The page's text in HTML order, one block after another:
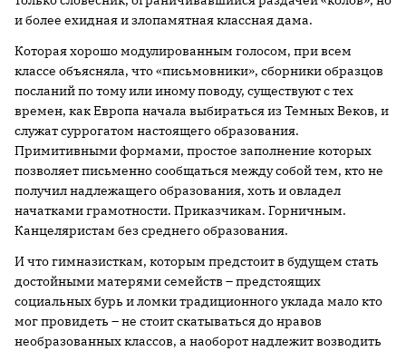
и более ехидная и злопамятная классная дама.
Которая хорошо модулированным голосом, при всем
классе объясняла, что «письмовники», сборники образцов
посланий по тому или иному поводу, существуют с тех
времен, как Европа начала выбираться из Темных Веков, и
служат суррогатом настоящего образования.
Примитивными формами, простое заполнение которых
позволяет письменно сообщаться между собой тем, кто не
получил надлежащего образования, хоть и овладел
начатками грамотности. Приказчикам. Горничным.
Канцеляристам без среднего образования.
И что гимназисткам, которым предстоит в будущем стать
достойными матерями семейств – предстоящих
социальных бурь и ломки традиционного уклада мало кто
мог провидеть – не стоит скатываться до нравов
необразованных классов, а наоборот надлежит возводить